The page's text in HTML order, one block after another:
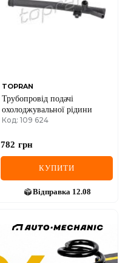
TOPRAN
Трубопровід подачі
охолоджувальної рідини
Код: 109 624
782 грн
КУПИТИ
Відправка 12.08